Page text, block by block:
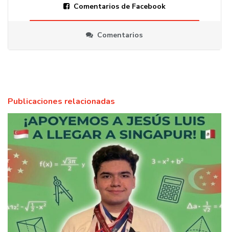
Comentarios de Facebook
Comentarios
Publicaciones relacionadas